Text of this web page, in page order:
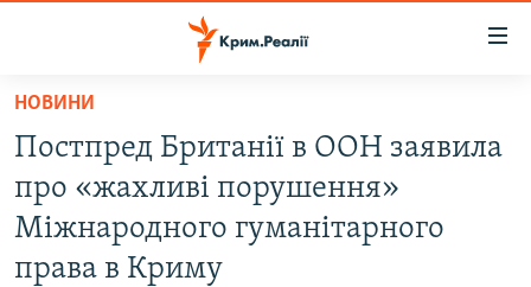
Перейти
основного
матеріалу
Перейти
до
основної
ВОДА.КРИМ
ВІДЕО ТА ФОТО
НОВИНИ
Постпред Британії в ООН заявила
про «жахливі порушення»
Міжнародного гуманітарного
права в Криму